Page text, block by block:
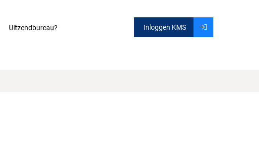
Uitzendbureau? Inloggen KMS